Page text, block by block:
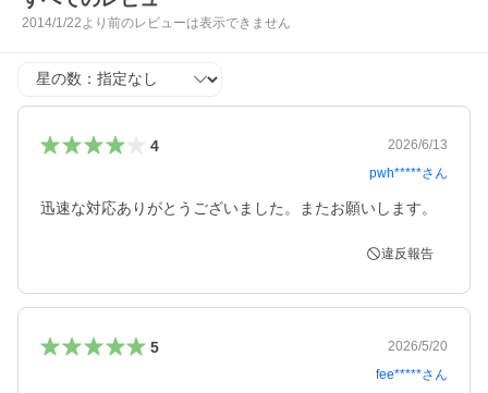
2014/1/22より前のレビューは表示できません
星の数
4
2026/6/13
pwh*****さん
迅速な対応ありがとうございました。またお願いします。
違反報告
5
2026/5/20
fee*****さん